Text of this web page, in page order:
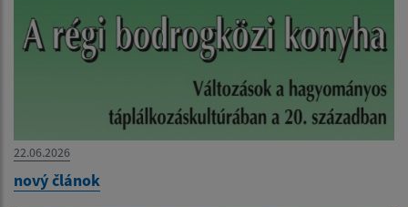
22.06.2026
nový článok